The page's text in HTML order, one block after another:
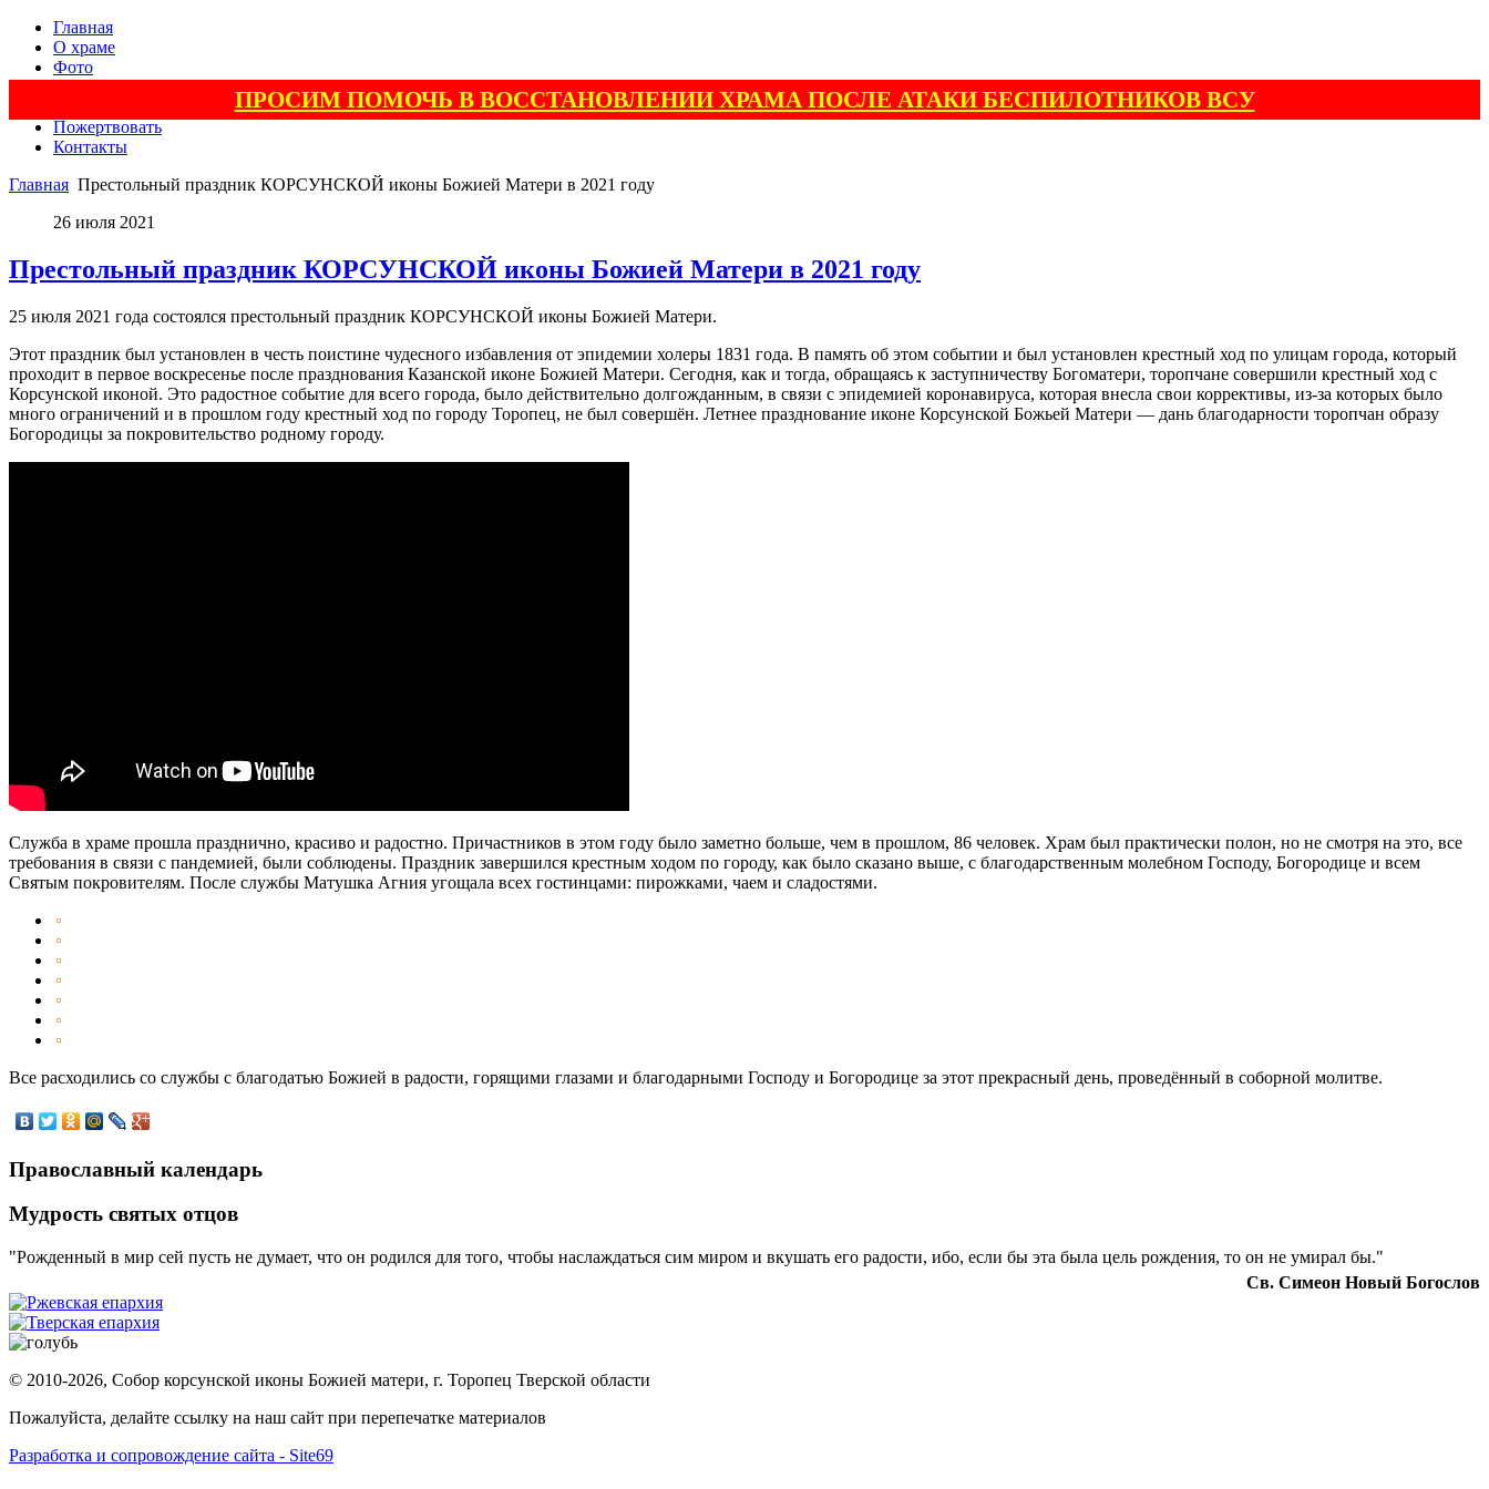
Главная
О храме
Фото
Пожертвовать
Контакты
ПРОСИМ ПОМОЧЬ В ВОССТАНОВЛЕНИИ ХРАМА ПОСЛЕ АТАКИ БЕСПИЛОТНИКОВ ВСУ
Главная Престольный праздник КОРСУНСКОЙ иконы Божией Матери в 2021 году
26 июля 2021
Престольный праздник КОРСУНСКОЙ иконы Божией Матери в 2021 году
25 июля 2021 года состоялся престольный праздник КОРСУНСКОЙ иконы Божией Матери.
Этот праздник был установлен в честь поистине чудесного избавления от эпидемии холеры 1831 года. В память об этом событии и был установлен крестный ход по улицам города, который
проходит в первое воскресенье после празднования Казанской иконе Божией Матери. Сегодня, как и тогда, обращаясь к заступничеству Богоматери, торопчане совершили крестный ход с
Корсунской иконой. Это радостное событие для всего города, было действительно долгожданным, в связи с эпидемией коронавируса, которая внесла свои коррективы, из-за которых было
много ограничений и в прошлом году крестный ход по городу Торопец, не был совершён. Летнее празднование иконе Корсунской Божьей Матери — дань благодарности торопчан образу
Богородицы за покровительство родному городу.
Служба в храме прошла празднично, красиво и радостно. Причастников в этом году было заметно больше, чем в прошлом, 86 человек. Храм был практически полон, но не смотря на это, все
требования в связи с пандемией, были соблюдены. Праздник завершился крестным ходом по городу, как было сказано выше, с благодарственным молебном Господу, Богородице и всем
Святым покровителям. После службы Матушка Агния угощала всех гостинцами: пирожками, чаем и сладостями.
Все расходились со службы с благодатью Божией в радости, горящими глазами и благодарными Господу и Богородице за этот прекрасный день, проведённый в соборной молитве.
Православный календарь
Мудрость святых отцов
"Рожденный в мир сей пусть не думает, что он родился для того, чтобы наслаждаться сим миром и вкушать его радости, ибо, если бы эта была цель рождения, то он не умирал бы."
Св. Симеон Новый Богослов
© 2010-2026, Собор корсунской иконы Божией матери, г. Торопец Тверской области
Пожалуйста, делайте ссылку на наш сайт при перепечатке материалов
Разработка и сопровождение сайта - Site69